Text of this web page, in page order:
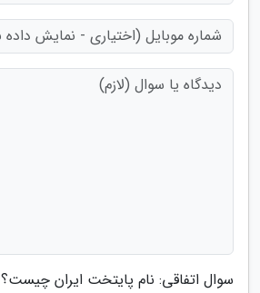
سوال اتفاقی: نام پایتخت ایران چیست؟